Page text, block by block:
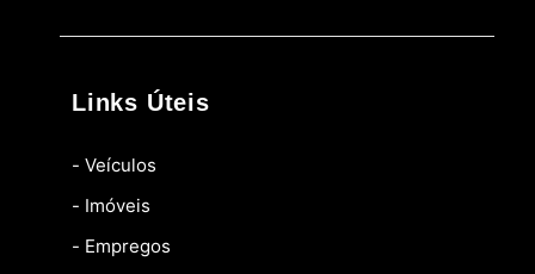
Links Úteis
- Veículos
- Imóveis
- Empregos